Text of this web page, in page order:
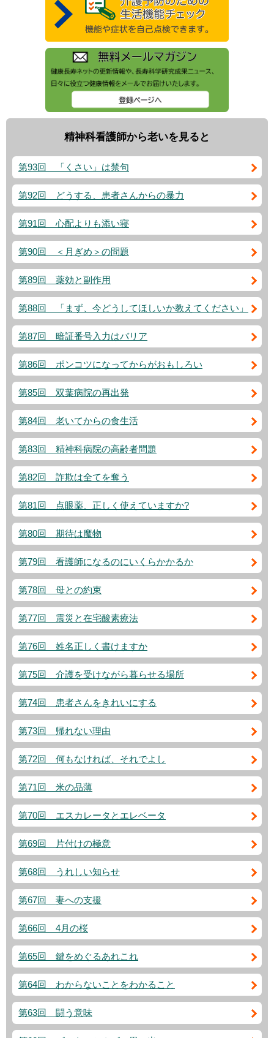
精神科看護師から老いを見ると
第93回 「くさい」は禁句
第92回 どうする、患者さんからの暴力
第91回 心配よりも添い寝
第90回 ＜月ぎめ＞の問題
第89回 薬効と副作用
第88回 「まず、今どうしてほしいか教えてください」
第87回 暗証番号入力はバリア
第86回 ポンコツになってからがおもしろい
第85回 双葉病院の再出発
第84回 老いてからの食生活
第83回 精神科病院の高齢者問題
第82回 詐欺は全てを奪う
第81回 点眼薬、正しく使えていますか?
第80回 期待は魔物
第79回 看護師になるのにいくらかかるか
第78回 母との約束
第77回 震災と在宅酸素療法
第76回 姓名正しく書けますか
第75回 介護を受けながら暮らせる場所
第74回 患者さんをきれいにする
第73回 帰れない理由
第72回 何もなければ、それでよし
第71回 米の品薄
第70回 エスカレータとエレベータ
第69回 片付けの極意
第68回 うれしい知らせ
第67回 妻への支援
第66回 4月の桜
第65回 鍵をめぐるあれこれ
第64回 わからないことをわかること
第63回 闘う意味